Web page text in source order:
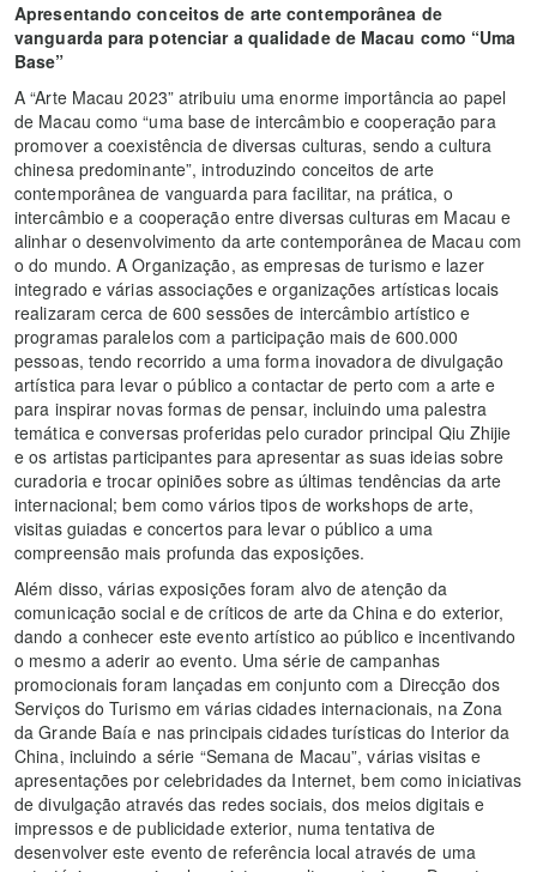
Apresentando conceitos de arte contemporânea de
vanguarda para potenciar a qualidade de Macau como “Uma
Base”
A “Arte Macau 2023” atribuiu uma enorme importância ao papel
de Macau como “uma base de intercâmbio e cooperação para
promover a coexistência de diversas culturas, sendo a cultura
chinesa predominante”, introduzindo conceitos de arte
contemporânea de vanguarda para facilitar, na prática, o
intercâmbio e a cooperação entre diversas culturas em Macau e
alinhar o desenvolvimento da arte contemporânea de Macau com
o do mundo. A Organização, as empresas de turismo e lazer
integrado e várias associações e organizações artísticas locais
realizaram cerca de 600 sessões de intercâmbio artístico e
programas paralelos com a participação mais de 600.000
pessoas, tendo recorrido a uma forma inovadora de divulgação
artística para levar o público a contactar de perto com a arte e
para inspirar novas formas de pensar, incluindo uma palestra
temática e conversas proferidas pelo curador principal Qiu Zhijie
e os artistas participantes para apresentar as suas ideias sobre
curadoria e trocar opiniões sobre as últimas tendências da arte
internacional; bem como vários tipos de workshops de arte,
visitas guiadas e concertos para levar o público a uma
compreensão mais profunda das exposições.
Além disso, várias exposições foram alvo de atenção da
comunicação social e de críticos de arte da China e do exterior,
dando a conhecer este evento artístico ao público e incentivando
o mesmo a aderir ao evento. Uma série de campanhas
promocionais foram lançadas em conjunto com a Direcção dos
Serviços do Turismo em várias cidades internacionais, na Zona
da Grande Baía e nas principais cidades turísticas do Interior da
China, incluindo a série “Semana de Macau”, várias visitas e
apresentações por celebridades da Internet, bem como iniciativas
de divulgação através das redes sociais, dos meios digitais e
impressos e de publicidade exterior, numa tentativa de
desenvolver este evento de referência local através de uma